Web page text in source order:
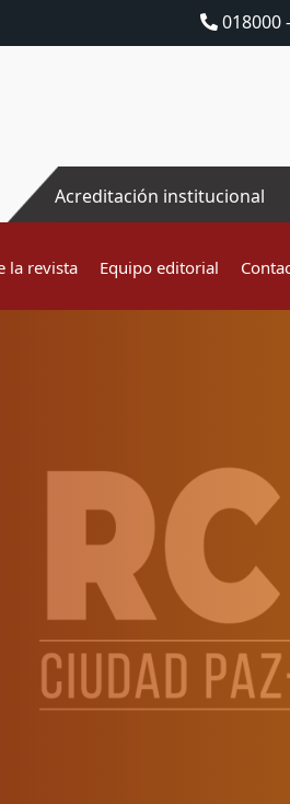
018000
Acreditación institucional
la revista Equipo editorial